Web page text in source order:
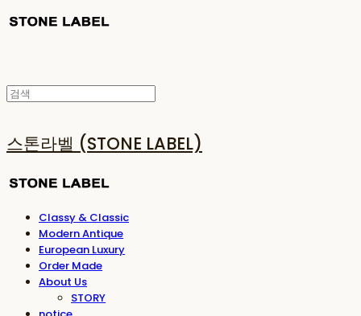
스톤라벨 (STONE LABEL)
Classy & Classic
Modern Antique
European Luxury
Order Made
About Us
STORY